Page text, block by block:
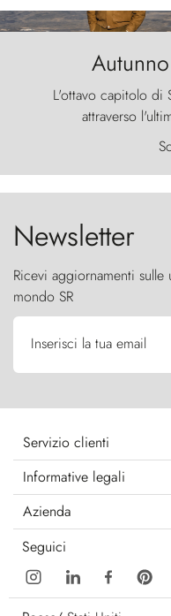
L'ottavo capitolo di
attraverso
primordiale, dove
furia ancestrale
cielo
Newsletter
Ricevi aggiornamenti
mondo SR
Inserisci la tua email
Servizio clienti
Informative legali
Azienda
Seguici